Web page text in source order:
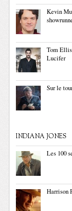
Kevin
Tom Ellis
Lucifer
Sur le
INDIANA JONES
Les 100
Harrison